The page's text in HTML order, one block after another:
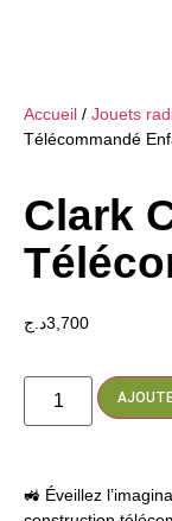
Accueil / Jouets
Télécommandé
Clark
3,700د.ج
🚜 Éveillez